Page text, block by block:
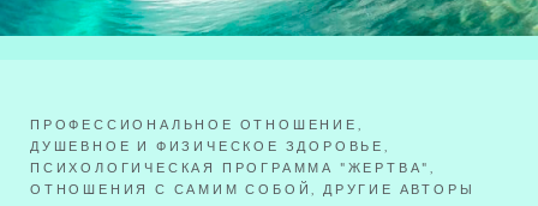
ПРОФЕССИОНАЛЬНОЕ ОТНОШЕНИЕ
ДУШЕВНОЕ И ФИЗИЧЕСКОЕ ЗДОРОВЬЕ
ПСИХОЛОГИЧЕСКАЯ ПРОГРАММА "ЖЕРТВА"
ОТНОШЕНИЯ С САМИМ СОБОЙ
ДРУГИЕ АВТОРЫ